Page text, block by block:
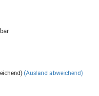
(Ausland abweichend)